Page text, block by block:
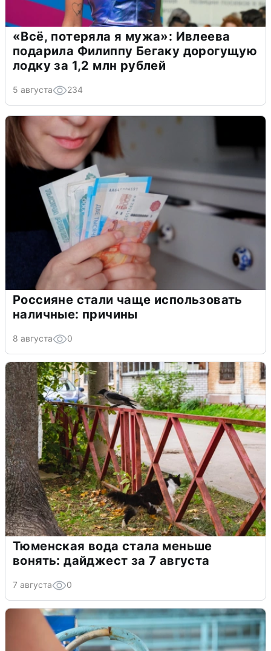
«Всё, потеряла я мужа»: Ивлеева
подарила Филиппу Бегаку дорогущую
лодку за 1,2 млн рублей
5 августа 234
Россияне стали чаще использовать
наличные: причины
8 августа 0
Тюменская вода стала меньше
вонять: дайджест за 7 августа
7 августа 0